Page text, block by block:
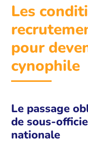
Les
pour
cynophile
Le passage
de sous-
nationale